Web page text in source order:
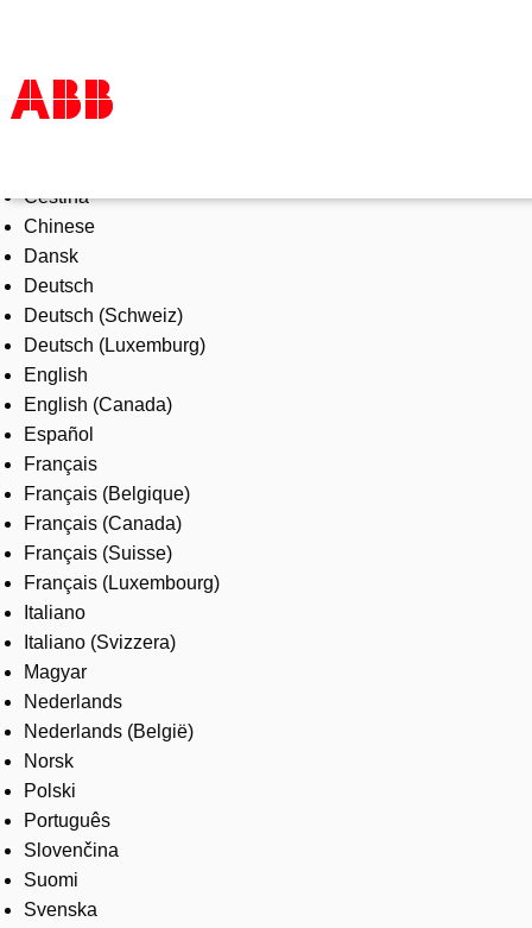
Products & Solutions
Industries
Services
About us
Where to buy
Contact us
Careers
Čeština
Chinese
Dansk
Deutsch
Deutsch (Schweiz)
Deutsch (Luxemburg)
English
English (Canada)
Español
Français
Français (Belgique)
Français (Canada)
Français (Suisse)
Français (Luxembourg)
Italiano
Italiano (Svizzera)
Magyar
Nederlands
Nederlands (België)
Norsk
Polski
Português
Slovenčina
Suomi
Svenska